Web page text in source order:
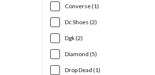
Converse (1)
Dc Shoes (2)
Dgk (2)
Diamond (5)
Drop Dead (1)